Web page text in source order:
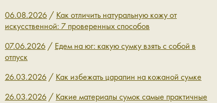
06.08.2026 / Как отличить натуральную кожу от
искусственной: 7 проверенных способов
07.06.2026 / Едем на юг: какую сумку взять с собой в
отпуск
26.03.2026 / Как избежать царапин на кожаной сумке
26.03.2026 / Какие материалы сумок самые практичные